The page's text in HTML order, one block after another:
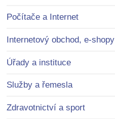
Počítače a Internet
Internetový obchod, e-shopy
Úřady a instituce
Služby a řemesla
Zdravotnictví a sport